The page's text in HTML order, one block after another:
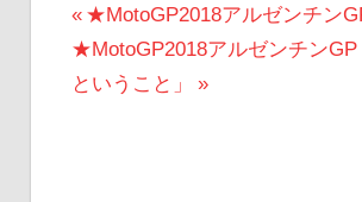
投
稿
前
の
投
★MotoGP2018アルゼンチン
次
の
★MotoGP2018アルゼンチン
ということ」